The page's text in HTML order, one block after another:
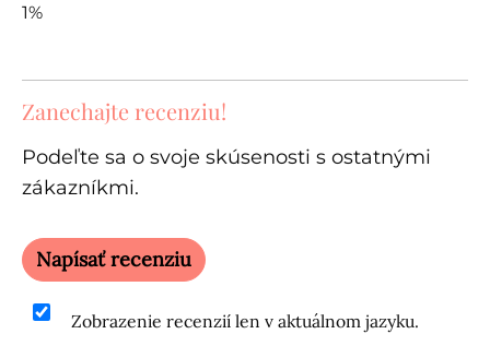
1%
Zanechajte recenziu!
Podeľte sa o svoje skúsenosti s ostatnými
zákazníkmi.
Napísať recenziu
Zobrazenie recenzií len v aktuálnom jazyku.